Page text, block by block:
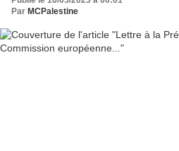
Par MCPalestine